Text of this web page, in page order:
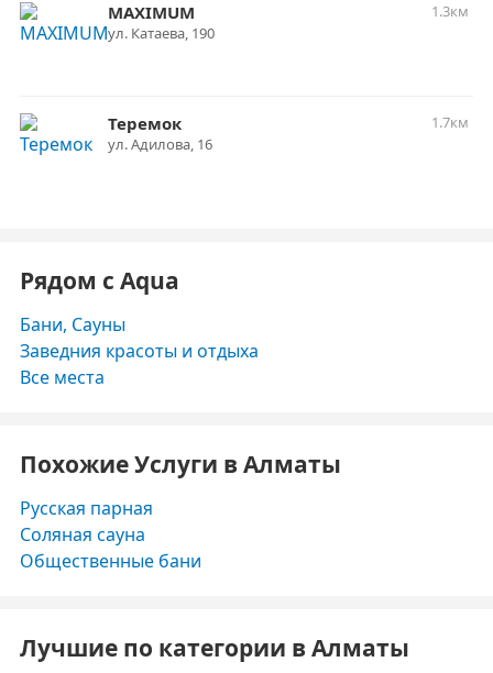
MAXIMUM
1.3км
ул. Катаева, 190
Теремок
1.7км
ул. Адилова, 16
Рядом с Aqua
Бани, Сауны
Заведния красоты и отдыха
Все места
Похожие Услуги в Алматы
Русская парная
Соляная сауна
Общественные бани
Лучшие по категории в Алматы